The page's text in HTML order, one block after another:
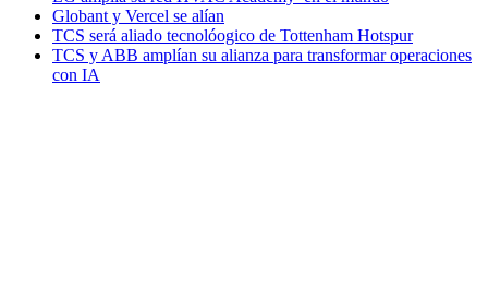
Globant y Vercel se alían
TCS será aliado tecnolóogico de Tottenham Hotspur
TCS y ABB amplían su alianza para transformar operaciones
con IA